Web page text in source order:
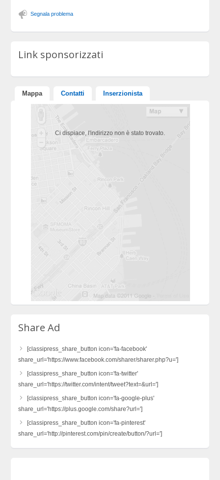
Segnala problema
Link sponsorizzati
Mappa Contatti Inserzionista
Ci dispiace, l'indirizzo non è stato trovato.
Share Ad
[classipress_share_button icon='fa-facebook'
share_url='https://www.facebook.com/sharer/sharer.php?u=']
[classipress_share_button icon='fa-twitter'
share_url='https://twitter.com/intent/tweet?text=&url=']
[classipress_share_button icon='fa-google-plus'
share_url='https://plus.google.com/share?url=']
[classipress_share_button icon='fa-pinterest'
share_url='http://pinterest.com/pin/create/button/?url=']